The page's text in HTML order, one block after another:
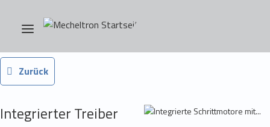
Zurück
Integrierter Treiber